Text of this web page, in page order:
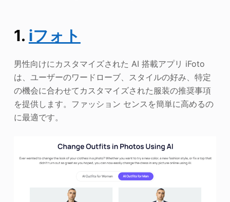
1. iフォト
男性向けにカスタマイズされた AI 搭載アプリ iFoto
は、ユーザーのワードローブ、スタイルの好み、特定
の機会に合わせてカスタマイズされた服装の推奨事項
を提供します。ファッション センスを簡単に高めるの
に最適です。